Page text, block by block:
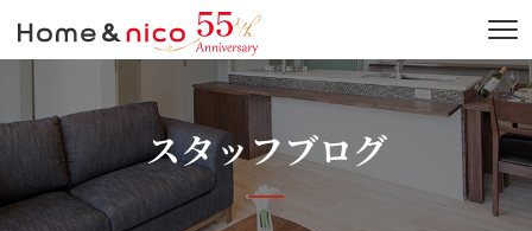
スタッフブログ